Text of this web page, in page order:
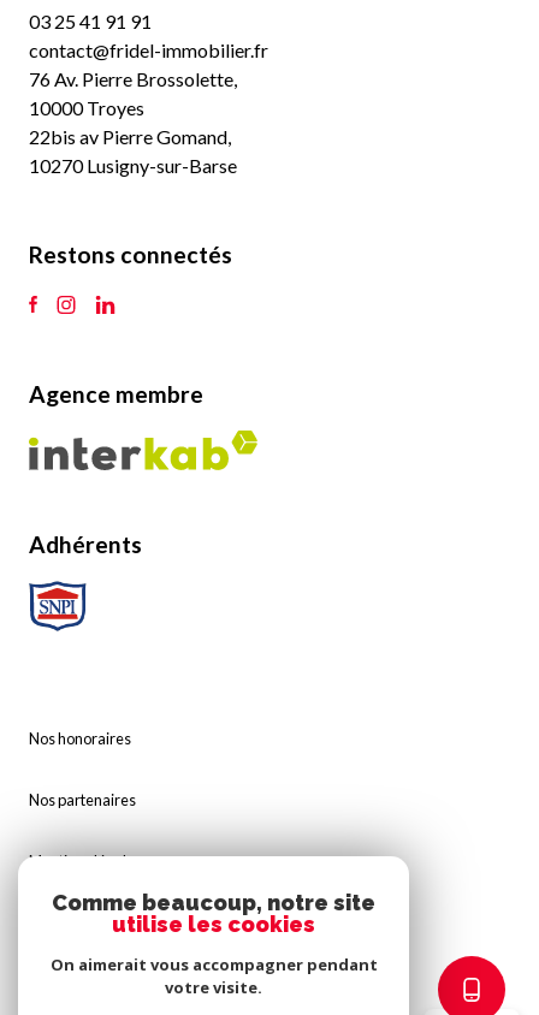
03 25 41 91 91
contact@fridel-immobilier.fr
76 Av. Pierre Brossolette,
10000 Troyes
22bis av Pierre Gomand,
10270 Lusigny-sur-Barse
Restons connectés
Agence membre
Adhérents
Nos honoraires
Nos partenaires
Mentions légales
Comme beaucoup, notre site
utilise les cookies
On aimerait vous accompagner pendant
votre visite.